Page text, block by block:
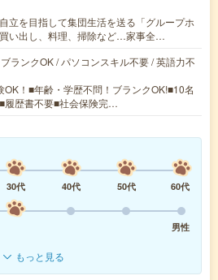
立を目指して集団生活を送る「グループホ
い出し、料理、掃除など…家事全…
ランクOK / パソコンスキル不要 / 英語力不
OK！■年齢・学歴不問！ブランクOK!■10名
履歴書不要■社会保険完…
30代 40代 50代
60代
男性
もっと見る